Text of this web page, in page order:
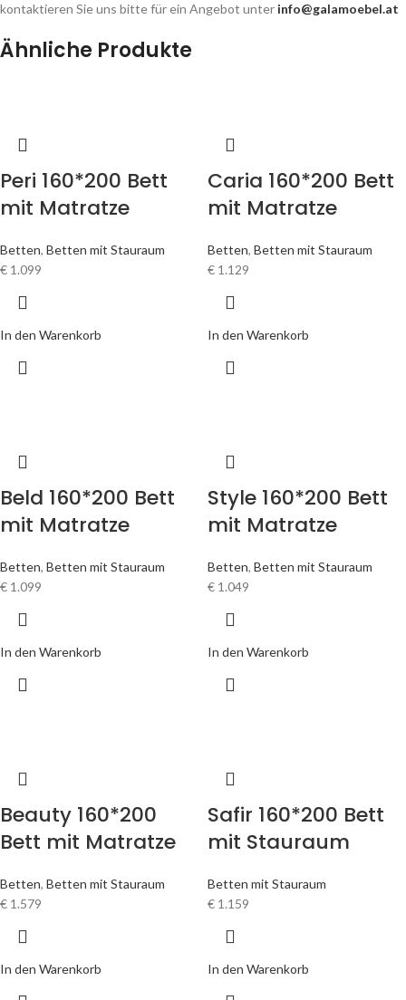
kontaktieren Sie uns bitte für ein Angebot unter info@galamoebel.at
Ähnliche Produkte
Peri 160*200 Bett
mit Matratze
Betten, Betten mit Stauraum
€ 1.099
In den Warenkorb
Caria 160*200 Bett
mit Matratze
Betten, Betten mit Stauraum
€ 1.129
In den Warenkorb
Beld 160*200 Bett
mit Matratze
Betten, Betten mit Stauraum
€ 1.099
In den Warenkorb
Style 160*200 Bett
mit Matratze
Betten, Betten mit Stauraum
€ 1.049
In den Warenkorb
Beauty 160*200
Bett mit Matratze
Betten, Betten mit Stauraum
€ 1.579
In den Warenkorb
Safir 160*200 Bett
mit Stauraum
Betten mit Stauraum
€ 1.159
In den Warenkorb